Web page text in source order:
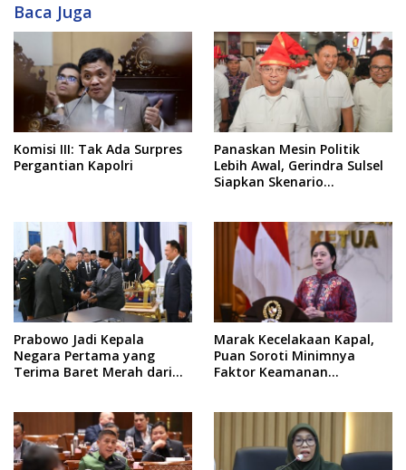
Baca Juga
Komisi III: Tak Ada Surpres
Pergantian Kapolri
Panaskan Mesin Politik
Lebih Awal, Gerindra Sulsel
Siapkan Skenario
Prabowo Jadi Kepala
Negara Pertama yang
Terima Baret Merah dari
Marak Kecelakaan Kapal,
Puan Soroti Minimnya
Faktor Keamanan